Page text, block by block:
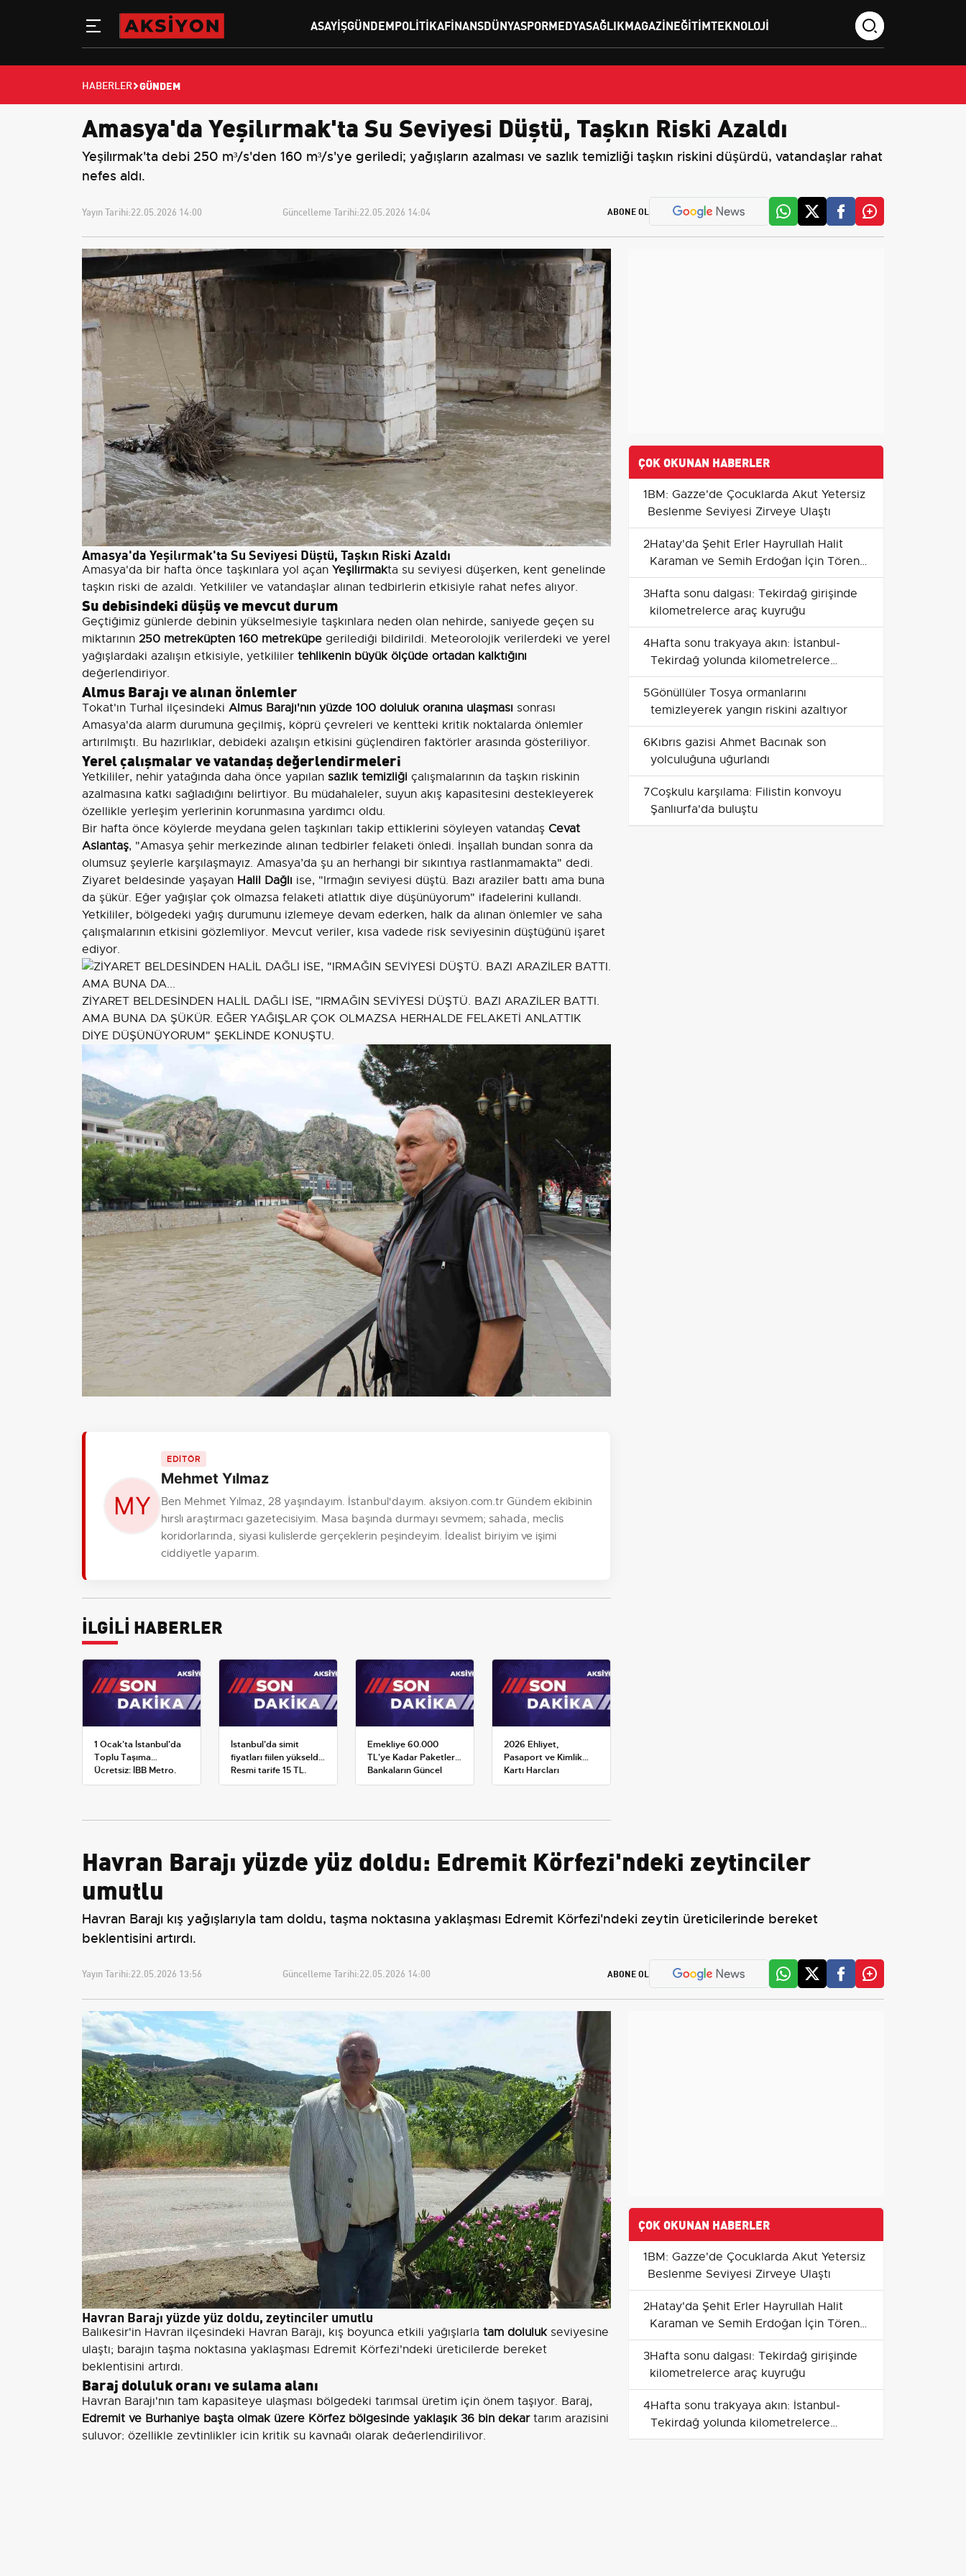
ASAYIŞGÜNDEMPOLITIKAFINANSDÜNYASPORMEDYASAĞLIKMAGAZINEĞITIMTEKNOLOJI
HABERLER GÜNDEM
Amasya'da Yeşilırmak'ta Su Seviyesi Düştü, Taşkın Riski Azaldı
Yeşilırmak'ta debi 250 m³/s'den 160 m³/s'ye geriledi; yağışların azalması ve sazlık temizliği taşkın riskini düşürdü, vatandaşlar rahat
nefes aldı.
Yayın Tarihi:22.05.2026 14:00 Güncelleme Tarihi:22.05.2026 14:04 ABONE OL
Amasya'da Yeşilırmak'ta Su Seviyesi Düştü, Taşkın Riski Azaldı
Amasya'da bir hafta önce taşkınlara yol açan Yeşilırmakta su seviyesi düşerken, kent genelinde
taşkın riski de azaldı. Yetkililer ve vatandaşlar alınan tedbirlerin etkisiyle rahat nefes alıyor.
Su debisindeki düşüş ve mevcut durum
Geçtiğimiz günlerde debinin yükselmesiyle taşkınlara neden olan nehirde, saniyede geçen su
miktarının 250 metreküpten 160 metreküpe gerilediği bildirildi. Meteorolojik verilerdeki ve yerel
yağışlardaki azalışın etkisiyle, yetkililer tehlikenin büyük ölçüde ortadan kalktığını
değerlendiriyor.
Almus Barajı ve alınan önlemler
Tokat'ın Turhal ilçesindeki Almus Barajı'nın yüzde 100 doluluk oranına ulaşması sonrası
Amasya'da alarm durumuna geçilmiş, köprü çevreleri ve kentteki kritik noktalarda önlemler
artırılmıştı. Bu hazırlıklar, debideki azalışın etkisini güçlendiren faktörler arasında gösteriliyor.
Yerel çalışmalar ve vatandaş değerlendirmeleri
Yetkililer, nehir yatağında daha önce yapılan sazlık temizliği çalışmalarının da taşkın riskinin
azalmasına katkı sağladığını belirtiyor. Bu müdahaleler, suyun akış kapasitesini destekleyerek
özellikle yerleşim yerlerinin korunmasına yardımcı oldu.
Bir hafta önce köylerde meydana gelen taşkınları takip ettiklerini söyleyen vatandaş Cevat
Aslantaş, "Amasya şehir merkezinde alınan tedbirler felaketi önledi. İnşallah bundan sonra da
olumsuz şeylerle karşılaşmayız. Amasya’da şu an herhangi bir sıkıntıya rastlanmamakta" dedi.
Ziyaret beldesinde yaşayan Halil Dağlı ise, "Irmağın seviyesi düştü. Bazı araziler battı ama buna
da şükür. Eğer yağışlar çok olmazsa felaketi atlattık diye düşünüyorum" ifadelerini kullandı.
Yetkililer, bölgedeki yağış durumunu izlemeye devam ederken, halk da alınan önlemler ve saha
çalışmalarının etkisini gözlemliyor. Mevcut veriler, kısa vadede risk seviyesinin düştüğünü işaret
ediyor.
ZİYARET BELDESİNDEN HALİL DAĞLI İSE, "IRMAĞIN SEVİYESİ DÜŞTÜ. BAZI ARAZİLER BATTI.
AMA BUNA DA ŞÜKÜR. EĞER YAĞIŞLAR ÇOK OLMAZSA HERHALDE FELAKETİ ANLATTIK
DİYE DÜŞÜNÜYORUM" ŞEKLİNDE KONUŞTU.
EDİTÖR
Mehmet Yılmaz
Ben Mehmet Yılmaz, 28 yaşındayım. İstanbul'dayım. aksiyon.com.tr Gündem ekibinin
hırslı araştırmacı gazetecisiyim. Masa başında durmayı sevmem; sahada, meclis
koridorlarında, siyasi kulislerde gerçeklerin peşindeyim. İdealist biriyim ve işimi
ciddiyetle yaparım.
İLGİLİ HABERLER
1 Ocak'ta İstanbul'da
Toplu Taşıma
Ücretsiz: İBB Metro,
Metrobüs ve Otobüs
İstanbul'da simit
fiyatları fiilen yükseldi:
Resmi tarife 15 TL,
satışlar 20-25 TL'ye
Emekliye 60.000
TL'ye Kadar Paketler:
Bankaların Güncel
Promosyon ve Ek
2026 Ehliyet,
Pasaport ve Kimlik
Kartı Harçları
Resmileşti: Yeni
ÇOK OKUNAN HABERLER
1BM: Gazze'de Çocuklarda Akut Yetersiz
Beslenme Seviyesi Zirveye Ulaştı
2Hatay'da Şehit Erler Hayrullah Halit
Karaman ve Semih Erdoğan İçin Tören
Düzenlendi
3Hafta sonu dalgası: Tekirdağ girişinde
kilometrelerce araç kuyruğu
4Hafta sonu trakyaya akın: İstanbul-
Tekirdağ yolunda kilometrelerce
kuyruk
5Gönüllüler Tosya ormanlarını
temizleyerek yangın riskini azaltıyor
6Kıbrıs gazisi Ahmet Bacınak son
yolculuğuna uğurlandı
7Coşkulu karşılama: Filistin konvoyu
Şanlıurfa'da buluştu
Havran Barajı yüzde yüz doldu: Edremit Körfezi'ndeki zeytinciler
umutlu
Havran Barajı kış yağışlarıyla tam doldu, taşma noktasına yaklaşması Edremit Körfezi'ndeki zeytin üreticilerinde bereket
beklentisini artırdı.
Yayın Tarihi:22.05.2026 13:56 Güncelleme Tarihi:22.05.2026 14:00 ABONE OL
Havran Barajı yüzde yüz doldu, zeytinciler umutlu
Balıkesir'in Havran ilçesindeki Havran Barajı, kış boyunca etkili yağışlarla tam dolulukseviyesine
ulaştı; barajın taşma noktasına yaklaşması Edremit Körfezi'ndeki üreticilerde bereket
beklentisini artırdı.
Baraj doluluk oranı ve sulama alanı
Havran Barajı'nın tam kapasiteye ulaşması bölgedeki tarımsal üretim için önem taşıyor. Baraj,
Edremit ve Burhaniye başta olmak üzere Körfez bölgesinde yaklaşık 36 bin dekartarım arazisini
suluyor; özellikle zeytinlikler için kritik su kaynağı olarak değerlendiriliyor.
ÇOK OKUNAN HABERLER
1BM: Gazze'de Çocuklarda Akut Yetersiz
Beslenme Seviyesi Zirveye Ulaştı
2Hatay'da Şehit Erler Hayrullah Halit
Karaman ve Semih Erdoğan İçin Tören
Düzenlendi
3Hafta sonu dalgası: Tekirdağ girişinde
kilometrelerce araç kuyruğu
4Hafta sonu trakyaya akın: İstanbul-
Tekirdağ yolunda kilometrelerce
kuyruk